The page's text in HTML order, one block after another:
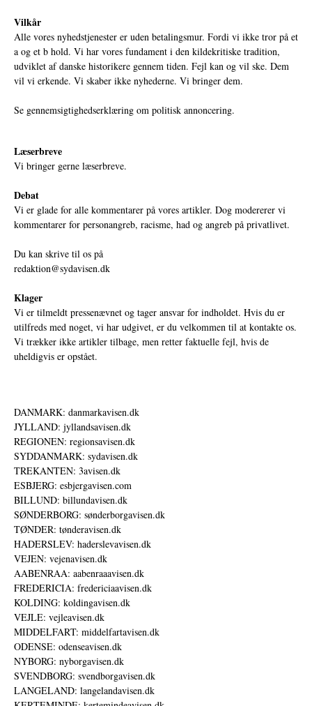
Vilkår
Alle vores nyhedstjenester er uden betalingsmur. Fordi vi ikke tror på et
a og et b hold. Vi har vores fundament i den kildekritiske tradition,
udviklet af danske historikere gennem tiden. Fejl kan og vil ske. Dem
vil vi erkende. Vi skaber ikke nyhederne. Vi bringer dem.
Se gennemsigtighedserklæring om politisk annoncering.
Læserbreve
Vi bringer gerne læserbreve.
Debat
Vi er glade for alle kommentarer på vores artikler. Dog modererer vi
kommentarer for personangreb, racisme, had og angreb på privatlivet.
Du kan skrive til os på
redaktion@sydavisen.dk
Klager
Vi er tilmeldt pressenævnet og tager ansvar for indholdet. Hvis du er
utilfreds med noget, vi har udgivet, er du velkommen til at kontakte os.
Vi trækker ikke artikler tilbage, men retter faktuelle fejl, hvis de
uheldigvis er opstået.
DANMARK: danmarkavisen.dk
JYLLAND: jyllandsavisen.dk
REGIONEN: regionsavisen.dk
SYDDANMARK: sydavisen.dk
TREKANTEN: 3avisen.dk
ESBJERG: esbjergavisen.com
BILLUND: billundavisen.dk
SØNDERBORG: sønderborgavisen.dk
TØNDER: tønderavisen.dk
HADERSLEV: haderslevavisen.dk
VEJEN: vejenavisen.dk
AABENRAA: aabenraaavisen.dk
FREDERICIA: fredericiaavisen.dk
KOLDING: koldingavisen.dk
VEJLE: vejleavisen.dk
MIDDELFART: middelfartavisen.dk
ODENSE: odenseavisen.dk
NYBORG: nyborgavisen.dk
SVENDBORG: svendborgavisen.dk
LANGELAND: langelandavisen.dk